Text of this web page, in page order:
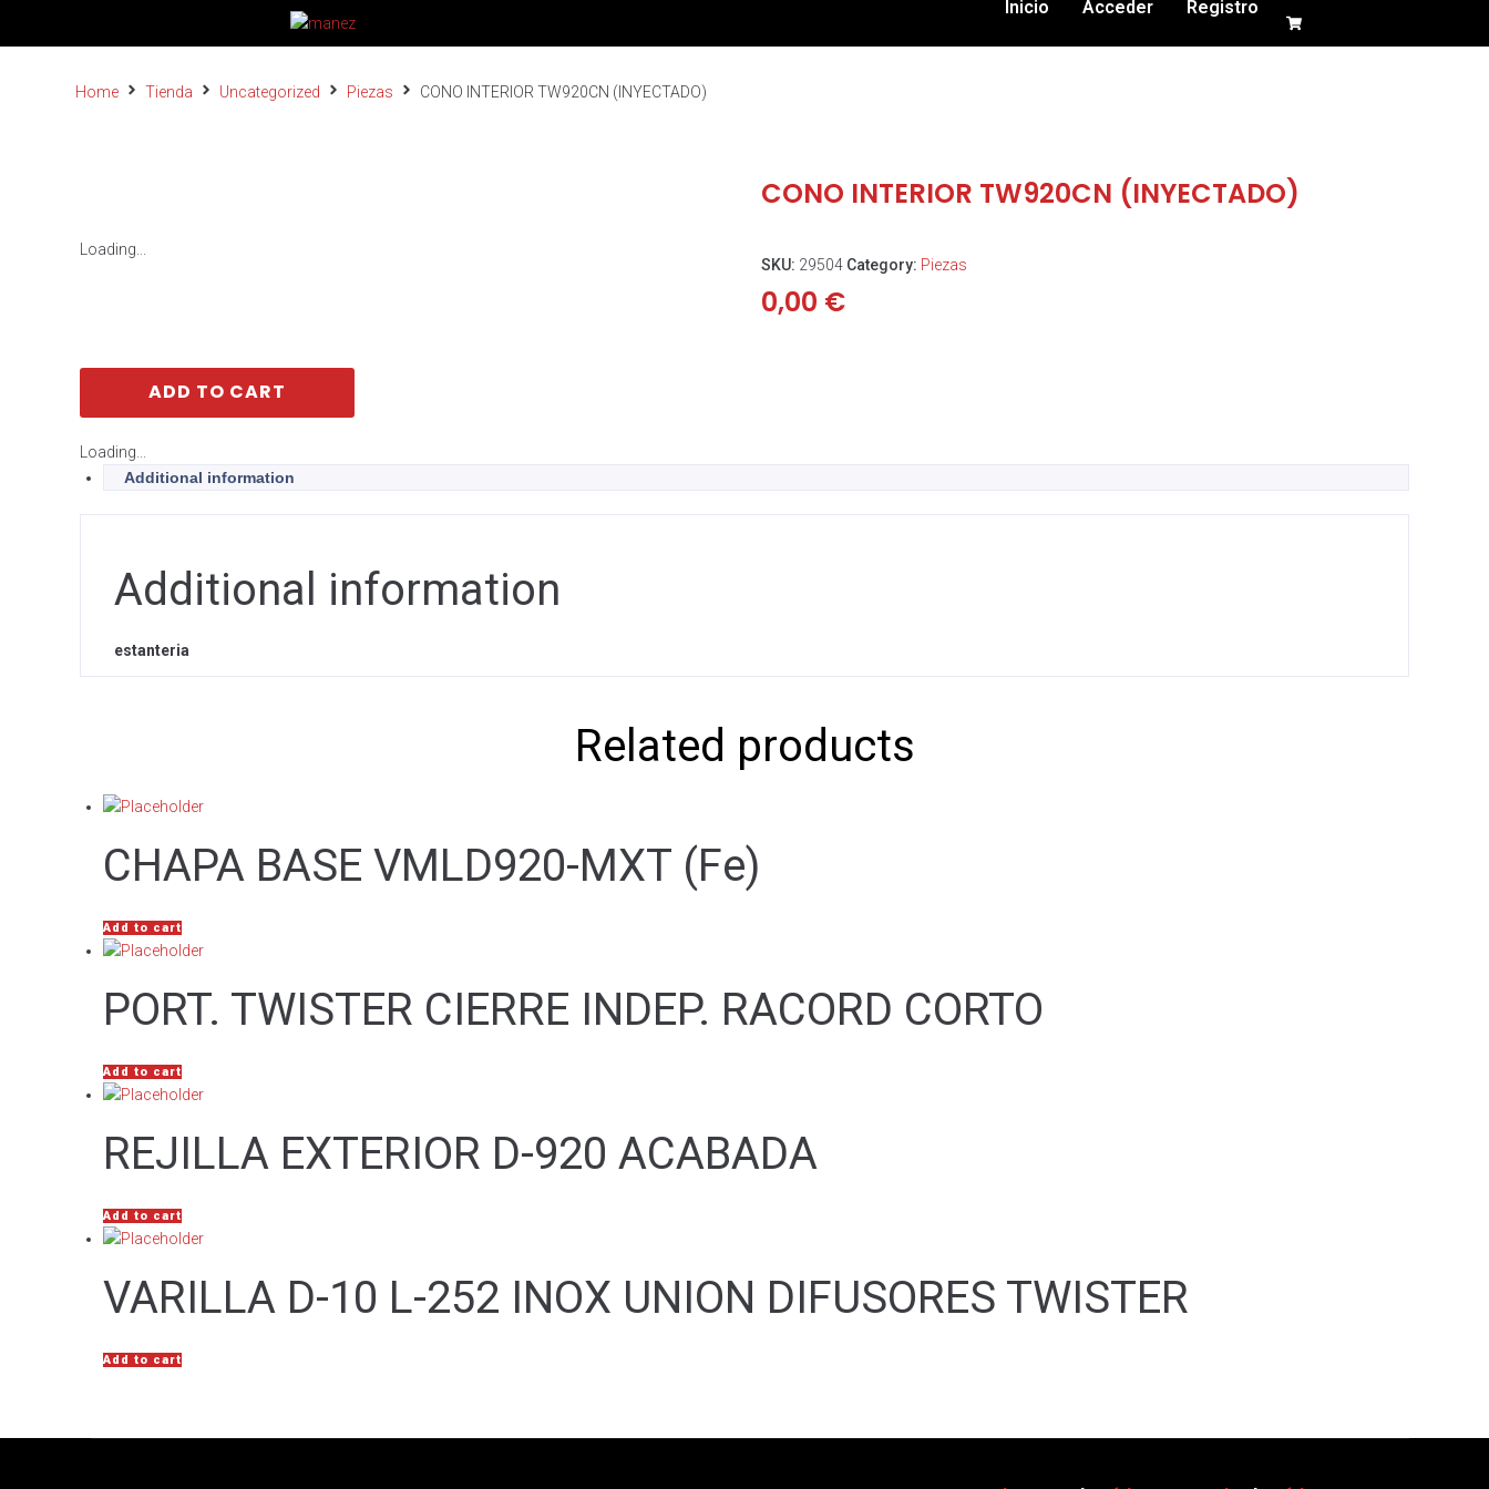
Inicio Acceder Registro
Home Tienda Uncategorized Piezas CONO INTERIOR TW920CN (INYECTADO)
Loading...
CONO INTERIOR TW920CN (INYECTADO)
SKU: 29504 Category: Piezas
0,00 €
ADD TO CART
Loading...
Additional information
Additional information
estanteria
Related products
CHAPA BASE VMLD920-MXT (Fe)
Add to cart
PORT. TWISTER CIERRE INDEP. RACORD CORTO
Add to cart
REJILLA EXTERIOR D-920 ACABADA
Add to cart
VARILLA D-10 L-252 INOX UNION DIFUSORES TWISTER
Add to cart